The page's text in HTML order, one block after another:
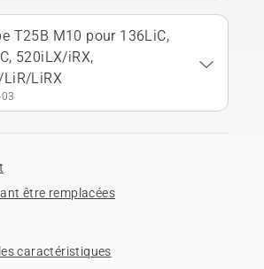
T25B M10 pour 136LiC,
520iLX/iRX,
LiRX
être remplacées
caractéristiques